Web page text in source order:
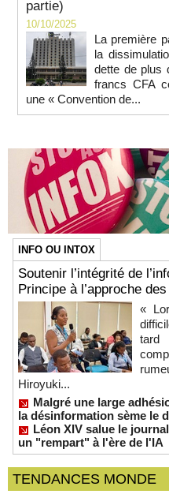
partie)
10/10/2025
La première
la
dette de plus
francs CFA
une « Convention de...
INFO OU INTOX
Soutenir l’intégrité de
Principe à l’approche
«
Hiroyuki...
Malgré une large
la désinformation sème le
Léon XIV salue le
un "rempart" à l'ère de l'IA
TENDANCES MONDE